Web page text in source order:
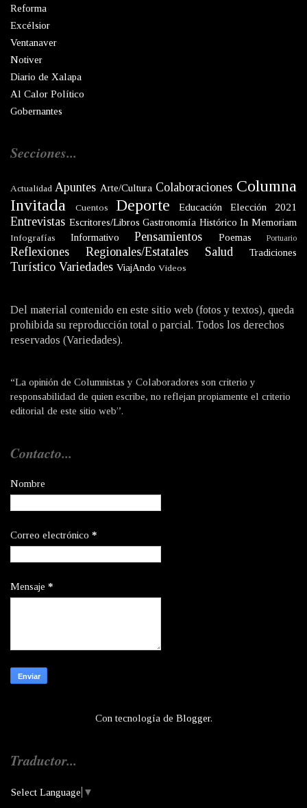
Reforma
Excélsior
Ventanaver
Notiver
Diario de Xalapa
Al Calor Político
Gobernantes
Secciones...
Actualidad Apuntes Arte/Cultura Colaboraciones Columna
Invitada
Cuentos Deporte Educación Elección 2021
Entrevistas Escritores/Libros Gastronomía Histórico In Memoriam
Infografías Informativo Pensamientos Poemas Portuario
Reflexiones Regionales/Estatales Salud Tradiciones
Turístico Variedades ViajAndo Videos
Del material contenido en este sitio web (fotos y textos), queda
prohibida su reproducción total o parcial. Todos los derechos
reservados (Variedades).
“La opinión de Columnistas y Colaboradores son criterio y
responsabilidad de quien escribe, no reflejan propiamente el criterio
editorial de este sitio web”.
Contacto...
Nombre
Correo electrónico *
Mensaje *
Con tecnología de Blogger.
Traductor...
Select Language ▼